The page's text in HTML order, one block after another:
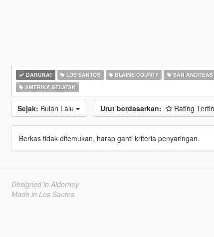
DARURAT LOS SANTOS BLAINE COUNTY SAN ANDREAS
AMERIKA SELATAN
Sejak: Bulan Lalu Urut berdasarkan: Rating
Berkas tidak ditemukan, harap ganti kriteria penyaringan.
Designed in Alderney
Made in Los Santos